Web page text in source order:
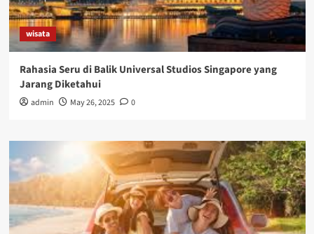
wisata
Rahasia Seru di Balik Universal Studios Singapore yang
Jarang Diketahui
admin May 26, 2025 0